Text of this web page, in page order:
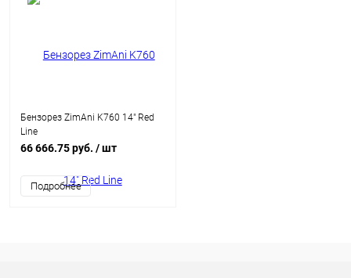
Бензорез ZimAni K760 14" Red
Line
66 666.75 руб. / шт
Подробнее